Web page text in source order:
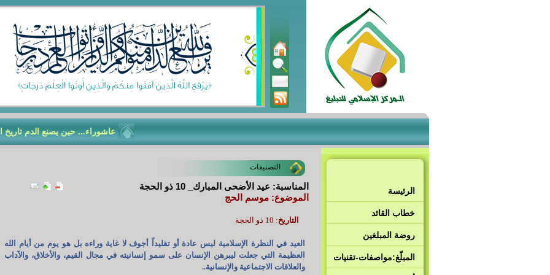
عاشوراء... حين يصنع الدم تاريخ
الرئيسة
خطاب القائد
روضة المبلغين
المبلّغ:مواصفات-تقنيات
التصنيفات
المناسبة: عيد الأضحى المبارك_ 10 ذو الحجة
الموضوع: موسم الحج
التاريخ: 10 ذو الحجة
العيد في النظرة الإسلامية ليس عادة أو تقليداً أجوف لا غاية وراءه بل هو يوم من أيام الله
العظيمة التي جعلت ليبرهن الإنسان على سمو إنسانيته في مجال القيم، والأخلاق، والآداب
والعلاقات الاجتماعية والإنسانية..